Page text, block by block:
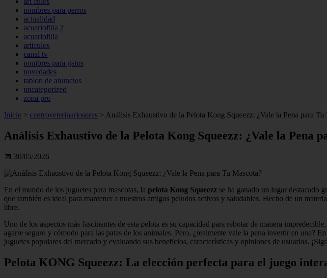
nombres para perros
actualidad
acuariofilia 2
acuariofilia
articulos
canal tv
nombres para gatos
novedades
tablon de anuncios
uncategorized
zona pro
Inicio > centroveterinariosures > Análisis Exhaustivo de la Pelota Kong Squeezz: ¿Vale la Pena para Tu
Análisis Exhaustivo de la Pelota Kong Squeezz: ¿Vale la Pena
📅 30/05/2026
En el mundo de los juguetes para mascotas, la pelota Kong Squeezz se ha ganado un lugar destacado
que también es ideal para mantener a nuestros amigos peludos activos y saludables. Hecho de un
libre.
Uno de los aspectos más fascinantes de esta pelota es su capacidad para rebotar de manera
agarre seguro y cómodo para las patas de los animales. Pero, ¿realmente vale la pena invertir en una?
juguetes populares del mercado y evaluando sus beneficios, características y opiniones de usuarios.
Pelota KONG Squeezz: La elección perfecta para el juego